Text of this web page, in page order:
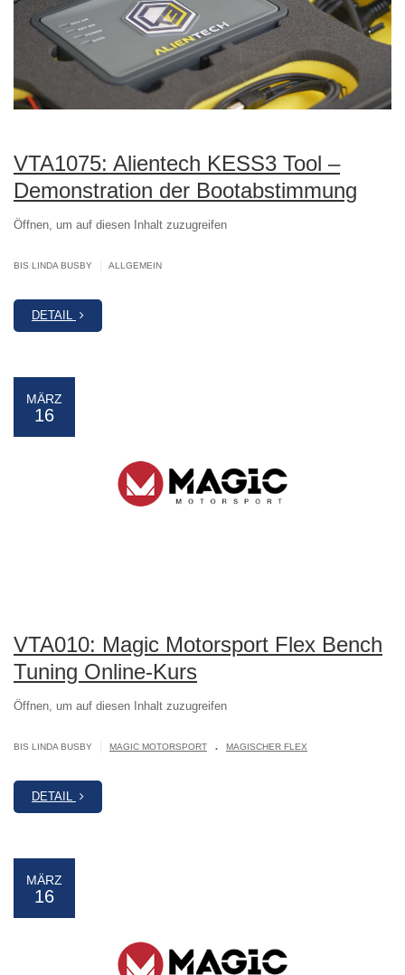
VTA1075: Alientech KESS3 Tool –
Demonstration der Bootabstimmung
Öffnen, um auf diesen Inhalt zuzugreifen
BIS LINDA BUSBY ALLGEMEIN
DETAIL
MÄRZ
16
VTA010: Magic Motorsport Flex Bench
Tuning Online-Kurs
Öffnen, um auf diesen Inhalt zuzugreifen
BIS LINDA BUSBY MAGIC MOTORSPORT . MAGISCHER FLEX
DETAIL
MÄRZ
16